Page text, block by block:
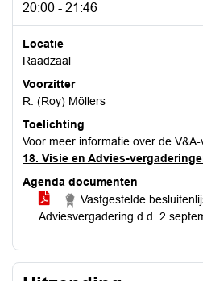
20:00 - 21:46
Locatie
Raadzaal
Voorzitter
R. (Roy) Möllers
Toelichting
Voor meer informatie over de
18. Visie en Advies-
Agenda documenten
Vastgestelde
Adviesvergadering d.d. 2